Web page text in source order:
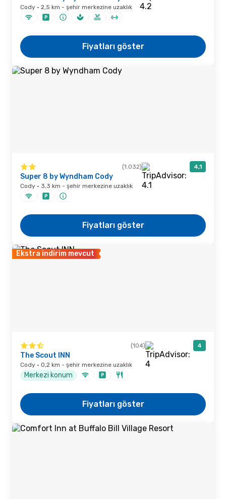
Cody · 2,5 km - şehir merkezine uzaklık
Fiyatları göster
(1.032) 4,1
Super 8 by Wyndham Cody
Cody · 3,3 km - şehir merkezine uzaklık
Fiyatları göster
Ekstra indirim mevcut
(104) 4
The Scout INN
Cody · 0,2 km - şehir merkezine uzaklık
Merkezi konum
Fiyatları göster